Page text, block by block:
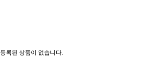
등록된 상품이 없습니다.